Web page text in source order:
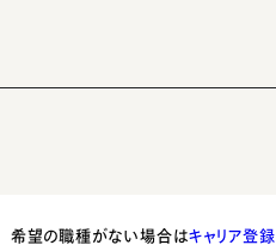
希望の職種がない場合はキャリア登録